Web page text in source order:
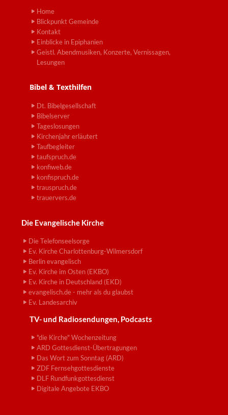
Home
Blickpunkt Gemeinde
Kontakt
Einblicke in Epiphanien
Geistl. Abendmusiken, Konzerte, Vernissagen,
Lesungen
Bibel & Texthilfen
Dt. Bibelgesellschaft
Bibelserver
Tageslosungen
Kirchenjahr erläutert
Taufbegleiter
taufspruch.de
konfiweb.de
konfispruch.de
trauspruch.de
trauervers.de
Die Evangelische Kirche
Die Telefonseelsorge
Ev. Kirche Charlottenburg-Wilmersdorf
Berlin evangelisch
Ev. Kirche im Osten (EKBO)
Ev. Kirche in Deutschland (EKD)
evangelisch.de - mehr als du glaubst
Ev. Landesarchiv
TV- und Radiosendungen, Podcasts
"die Kirche" Wochenzeitung
ARD Gottesdienst-Übertragungen
Das Wort zum Sonntag (ARD)
ZDF Fernsehgottesdienste
DLF Rundfunkgottesdienst
Digitale Angebote EKBO